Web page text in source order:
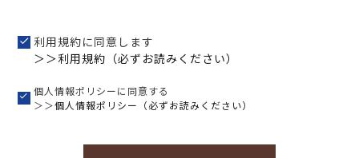
利用規約に同意します
＞＞利用規約（必ずお読みください）
個人情報ポリシーに同意する
＞＞個人情報ポリシー（必ずお読みください）